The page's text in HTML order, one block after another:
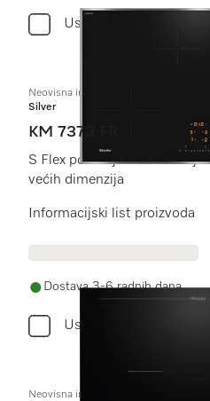
Usporediti
Neovisna indukcijska ploča
Silver
KM 7373 FR
S Flex područjem za kuhanje
većih dimenzija
Informacijski list proizvoda
Dostava 3-6 radnih dana
Usporediti
Neovisna indukcijska ploča